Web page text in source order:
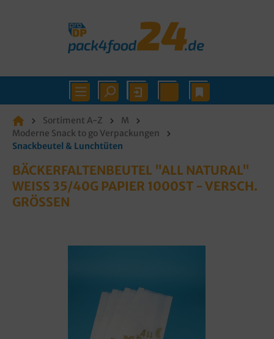
Sortiment A-Z
M
Moderne Snack to go Verpackungen
Snackbeutel & Lunchtüten
BÄCKERFALTENBEUTEL "ALL NATURAL"
WEISS 35/40G PAPIER 1000ST - VERSCH. G
RÖSSEN